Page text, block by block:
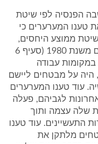
הפנסיה לפי שיטת
טענו המערערים כי
ממוצע היחסים,
כפי שזו מעוגנת בתקנות מבטחים משנת 1980 (סעיף 6
עבודה
היה על מבטחים ליישם
עוד טענו המערערים
לגביהם, פעלה
שלה עצמה ותוך
התעשיינים. עוד טענו
מלתקן את